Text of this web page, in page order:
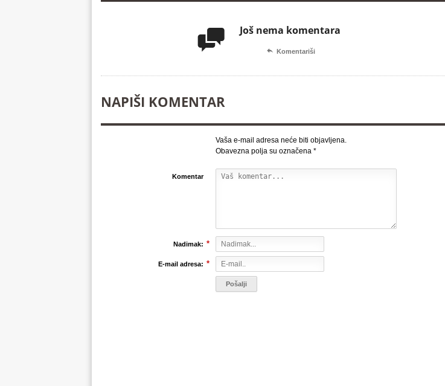
 Još nema komentara
 Komentariši
NAPIŠI KOMENTAR
Vaša e-mail adresa neće biti objavljena.
Obavezna polja su označena *
Komentar
Nadimak: *
E-mail adresa: *